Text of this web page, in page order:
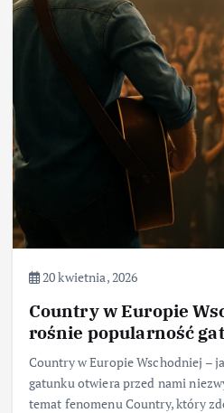
20 kwietnia, 2026
Country w Europie
rośnie popularność
Country w Europie Wschodniej –
gatunku otwiera przed nami
temat fenomenu Country, który